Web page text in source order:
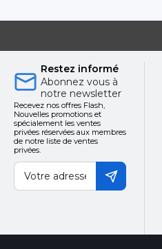
Restez informé
Abonnez vous à
notre newsletter
Recevez nos offres Flash,
Nouvelles promotions et
spécialement les ventes
privées réservées aux membres
de notre liste de ventes
privées.